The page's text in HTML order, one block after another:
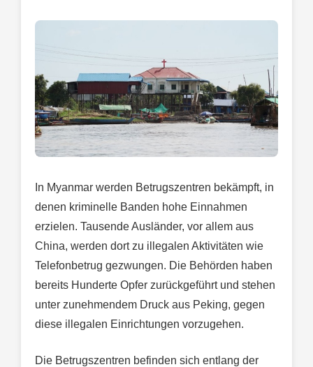
In Myanmar werden Betrugszentren bekämpft, in
denen kriminelle Banden hohe Einnahmen
erzielen. Tausende Ausländer, vor allem aus
China, werden dort zu illegalen Aktivitäten wie
Telefonbetrug gezwungen. Die Behörden haben
bereits Hunderte Opfer zurückgeführt und stehen
unter zunehmendem Druck aus Peking, gegen
diese illegalen Einrichtungen vorzugehen.
Die Betrugszentren befinden sich entlang der